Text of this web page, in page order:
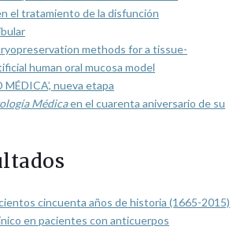
el tratamiento de la disfunción
methods for a tissue-
human oral mucosa model
MÉDICA’, nueva etapa
Médicaen el cuarenta aniversario de su
cincuenta años de historia (1665-2015)
en pacientes con anticuerpos